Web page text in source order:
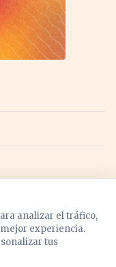
analizar el tráfico,
experiencia.
tus